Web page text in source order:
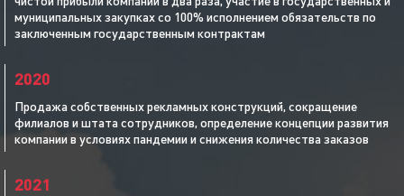
муниципальных закупках со 100% исполнением обязательств по
заключенным государственным контрактам
2020
Продажа собственных рекламных конструкций, сокращение
филиалов и штата сотрудников, определение концепции развития
компании в условиях пандемии и снижения количества заказов
2021